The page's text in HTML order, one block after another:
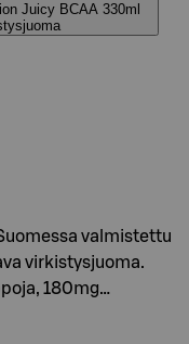
Juicy BCAA 330ml
valmistettu
virkistysjuoma.
180mg…